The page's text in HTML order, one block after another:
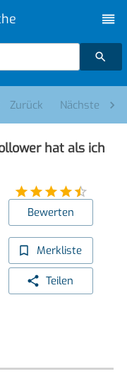
Zurück Nächste
hat als ich
Bewerten
Merkliste
Teilen